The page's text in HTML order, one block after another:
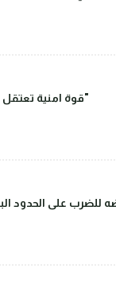
قوة امنية تعتقل "نبي سوق الشيوخ"
على الحدود